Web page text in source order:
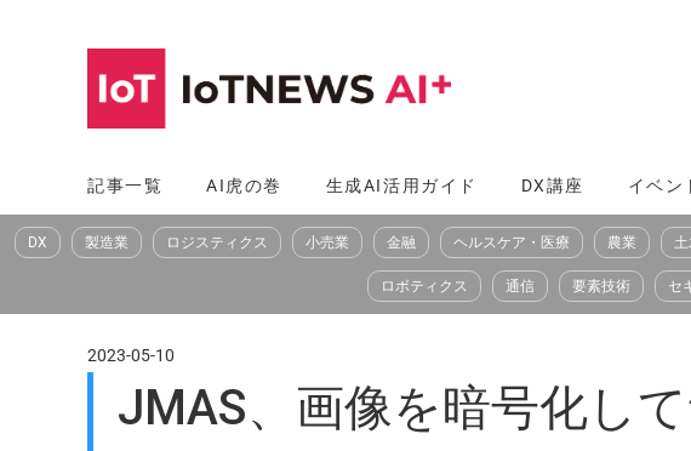
へ
ス
記事一覧 AI虎の巻 生成AI活用ガイド DX講座 イベン
DX 製造業 ロジスティクス 小売業 金融 ヘルスケア・医療 農業
ロボティクス 通信 要素技術 セ
2023-05-10
JMAS、画像を暗号化し